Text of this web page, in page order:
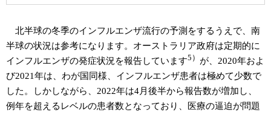
北半球の冬季のインフルエンザ流行の予測をするうえで、南
半球の状況は参考になります。オーストラリア政府は定期的に
インフルエンザの発症状況を報告しています5） が、2020年およ
び2021年は、わが国同様、インフルエンザ患者は極めて少数で
した。しかしながら、2022年は4月後半から報告数が増加し、
例年を超えるレベルの患者数となっており、医療の逼迫が問題